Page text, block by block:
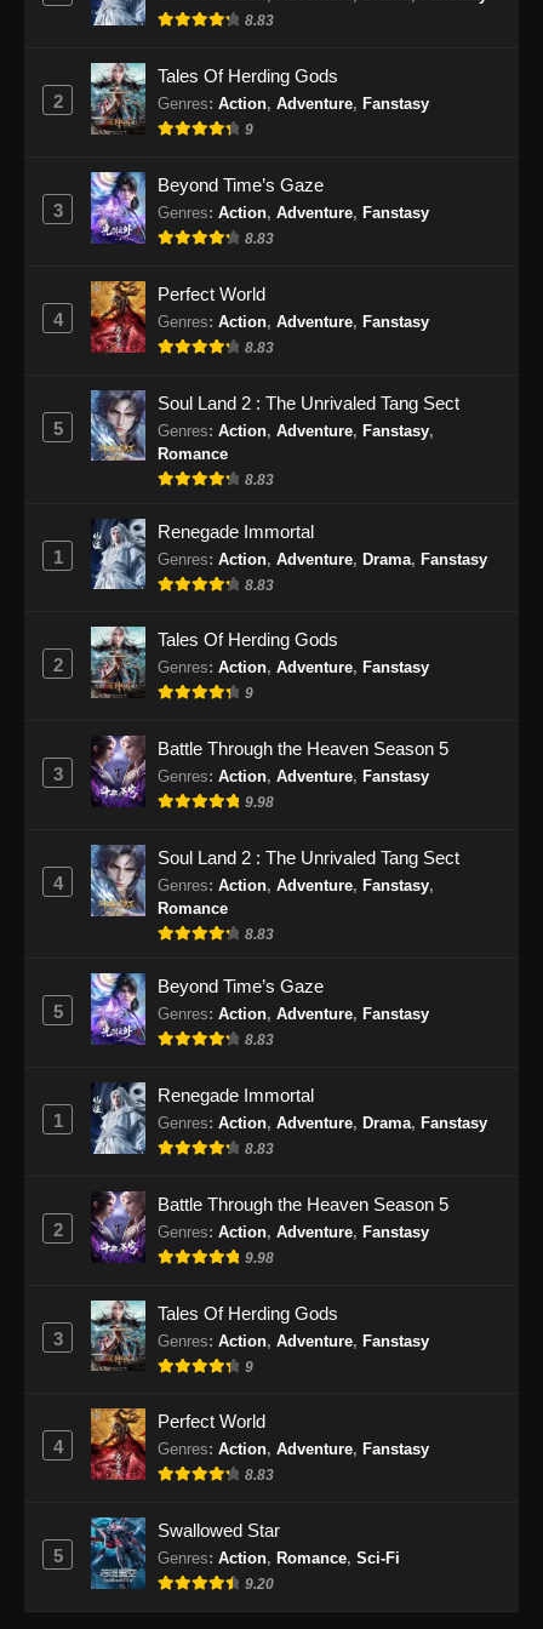
Eps 412 - Supreme God Emperor Episode 412
Supreme God Emperor Episode 413
Subtitle Indonesia
Eps 414 - Supreme God Emperor Episode 414
Subtitle Indonesia - September 17, 2024
Supreme God Emperor Episode 415
Eps 415 - Supreme God Emperor Episode 415
Subtitle Indonesia - September 20, 2024
Supreme God Emperor Episode 416
Subtitle Indonesia
Eps 416 - Supreme God Emperor Episode 416
Supreme God Emperor Episode 417
Subtitle Indonesia
Subtitle Indonesia - September 27, 2024
Eps 418 - Supreme God Emperor Episode 418
Subtitle Indonesia - September 30, 2024
Subtitle Indonesia
Eps 419 - Supreme God Emperor Episode 419
Subtitle Indonesia - Oktober 7, 2024
Supreme God Emperor Episode 420
Subtitle Indonesia
Eps 420 - Supreme God Emperor Episode 420
Supreme God Emperor Episode 421
Subtitle Indonesia
Subtitle Indonesia - Oktober 11, 2024
Supreme God Emperor Episode 422
Subtitle Indonesia - Oktober 14, 2024
Eps 423 - Supreme God Emperor Episode 423
8.83
2
Tales Of Herding Gods
Genres: Action, Adventure, Fanstasy
9
3
Beyond Time’s Gaze
Genres: Action, Adventure, Fanstasy
8.83
4
Perfect World
Genres: Action, Adventure, Fanstasy
8.83
5
Soul Land 2 : The Unrivaled Tang Sect
Genres: Action, Adventure, Fanstasy,
Romance
8.83
1
Renegade Immortal
Genres: Action, Adventure, Drama, Fanstasy
8.83
2
Tales Of Herding Gods
Genres: Action, Adventure, Fanstasy
9
3
Battle Through the Heaven Season 5
Genres: Action, Adventure, Fanstasy
9.98
4
Soul Land 2 : The Unrivaled Tang Sect
Genres: Action, Adventure, Fanstasy,
Romance
8.83
5
Beyond Time’s Gaze
Genres: Action, Adventure, Fanstasy
8.83
1
Renegade Immortal
Genres: Action, Adventure, Drama, Fanstasy
8.83
2
Battle Through the Heaven Season 5
Genres: Action, Adventure, Fanstasy
9.98
3
Tales Of Herding Gods
Genres: Action, Adventure, Fanstasy
9
4
Perfect World
Genres: Action, Adventure, Fanstasy
8.83
5
Swallowed Star
Genres: Action, Romance, Sci-Fi
9.20